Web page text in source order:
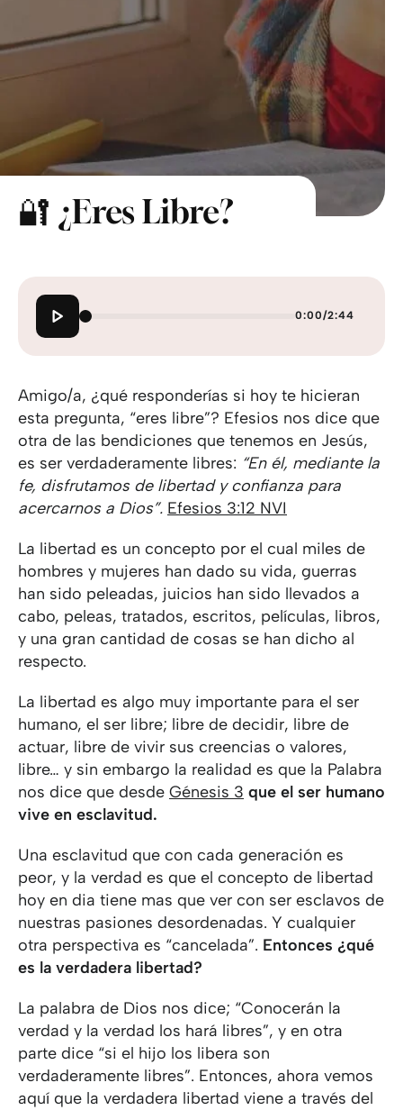
🔐 ¿Eres Libre?
0:00/2:44
Amigo/a, ¿qué responderías si hoy te hicieran
esta pregunta, “eres libre”? Efesios nos dice que
otra de las bendiciones que tenemos en Jesús,
es ser verdaderamente libres: “En él, mediante la
fe, disfrutamos de libertad y confianza para
acercarnos a Dios”. Efesios 3:12 NVI
La libertad es un concepto por el cual miles de
hombres y mujeres han dado su vida, guerras
han sido peleadas, juicios han sido llevados a
cabo, peleas, tratados, escritos, películas, libros,
y una gran cantidad de cosas se han dicho al
respecto.
La libertad es algo muy importante para el ser
humano, el ser libre; libre de decidir, libre de
actuar, libre de vivir sus creencias o valores,
libre… y sin embargo la realidad es que la Palabra
nos dice que desde Génesis 3 que el ser humano
vive en esclavitud.
Una esclavitud que con cada generación es
peor, y la verdad es que el concepto de libertad
hoy en dia tiene mas que ver con ser esclavos de
nuestras pasiones desordenadas. Y cualquier
otra perspectiva es “cancelada”. Entonces ¿qué
es la verdadera libertad?
La palabra de Dios nos dice; “Conocerán la
verdad y la verdad los hará libres”, y en otra
parte dice “si el hijo los libera son
verdaderamente libres”. Entonces, ahora vemos
aquí que la verdadera libertad viene a través del